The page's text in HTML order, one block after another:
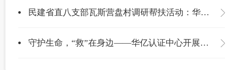
民建省直八支部瓦斯营盘村调研帮扶活动：华亿认证中心爱心捐赠温暖校园
守护生命，“救”在身边——华亿认证中心开展应急救护专项培训